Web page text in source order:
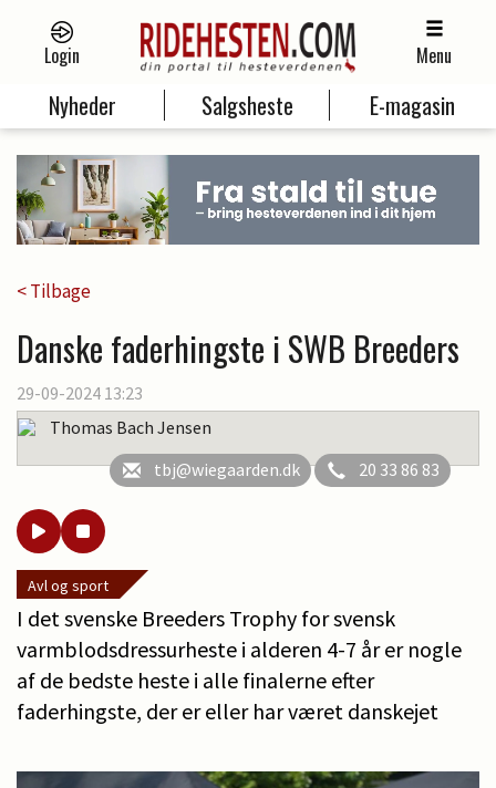
Login Menu
Nyheder Salgsheste E-magasin
< Tilbage
Danske faderhingste i SWB Breeders
29-09-2024 13:23
Thomas Bach Jensen
tbj@wiegaarden.dk
20 33 86 83
Avl og sport
I det svenske Breeders Trophy for svensk
varmblodsdressurheste i alderen 4-7 år er nogle
af de bedste heste i alle finalerne efter
faderhingste, der er eller har været danskejet